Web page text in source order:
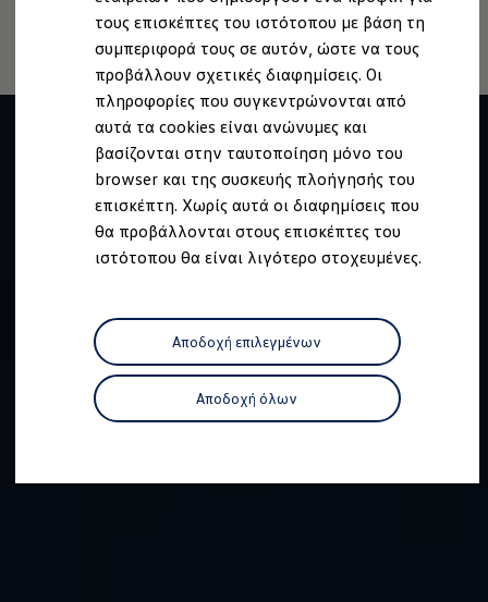
τους επισκέπτες του ιστότοπου με βάση τη
συμπεριφορά τους σε αυτόν, ώστε να τους
προβάλλουν σχετικές διαφημίσεις. Οι
πληροφορίες που συγκεντρώνονται από
αυτά τα cookies είναι ανώνυμες και
βασίζονται στην ταυτοποίηση μόνο του
browser και της συσκευής πλοήγησής του
επισκέπτη. Χωρίς αυτά οι διαφημίσεις που
θα προβάλλονται στους επισκέπτες του
ιστότοπου θα είναι λιγότερο στοχευμένες.
Αποδοχή επιλεγμένων
Αποδοχή όλων
Ανακύκλωση & Επιστροφή
Ανακλήσεις ασφαλείας και Τεχνικά μέτρα
Προειδοποιητικές και ενδεικτικές λυχνίες
Eνημερώσεις λογισμικού
Digital Manual - Ψηφιακό εγχειρίδιο
XTL diesel fuel
Υπηρεσίες Volkswagen
Υπηρεσίες Volkswagen Click@Service
Pick Up & Delivery
Φροντίδα Clean Plus
Επαγγελματικά Οχήματα Volkswagen
Συντήρηση & Επισκευή Επαγγελματικών
Σημαντικές πληροφορίες
Εγγύηση Επαγγελματικών Volkswagen
Εξουσιοδοτημένο Δίκτυο Volkswagen
Αστυπάλαια: Κίνητρα Επιδότησης
Volkswagen Bulli - 75 Χρόνια Κληρονομιάς
Bulli magazine
VW Bus History
της μπαταρίας υψηλής τάσης.